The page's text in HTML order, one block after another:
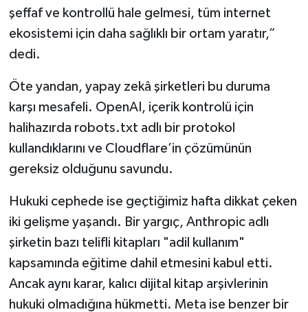
şeffaf ve kontrollü hale gelmesi, tüm internet
ekosistemi için daha sağlıklı bir ortam yaratır,”
dedi.
Öte yandan, yapay zekâ şirketleri bu duruma
karşı mesafeli. OpenAI, içerik kontrolü için
halihazırda robots.txt adlı bir protokol
kullandıklarını ve Cloudflare’in çözümünün
gereksiz olduğunu savundu.
Hukuki cephede ise geçtiğimiz hafta dikkat çeken
iki gelişme yaşandı. Bir yargıç, Anthropic adlı
şirketin bazı telifli kitapları "adil kullanım"
kapsamında eğitime dahil etmesini kabul etti.
Ancak aynı karar, kalıcı dijital kitap arşivlerinin
hukuki olmadığına hükmetti. Meta ise benzer bir
Yaşam